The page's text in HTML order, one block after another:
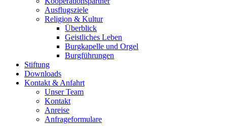
Ausflugsziele
Religion & Kultur
Überblick
Geistliches Leben
Burgkapelle und Orgel
Burgführungen
Stiftung
Downloads
Kontakt & Anfahrt
Unser Team
Kontakt
Anreise
Anfrageformulare